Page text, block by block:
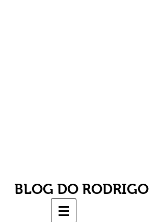
BLOG DO RODRIGO